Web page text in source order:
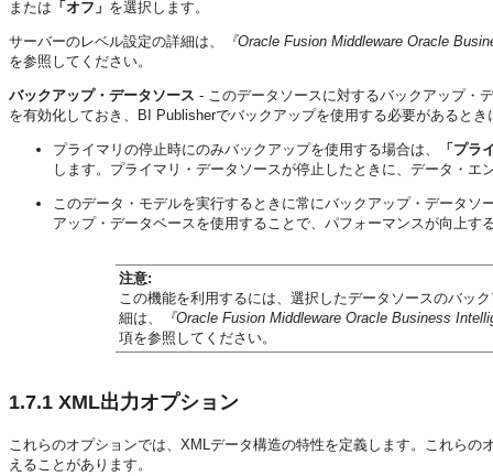
または 「オフ」 を選択します。
サーバーのレベル設定の詳細は、
『Oracle Fusion Middleware Oracle
を参照してください。
バックアップ・データソース - このデータソースに対するバックアップ・
を有効化しておき、BI Publisherでバックアップを使用する必要があると
プライマリの停止時にのみバックアップを使用する場合は、
「プラ
します。プライマリ・データソースが停止したときに、データ・
このデータ・モデルを実行するときに常にバックアップ・データソ
アップ・データベースを使用することで、パフォーマンスが向上す
注意:
この機能を利用するには、選択したデータソースのバッ
細は、
『Oracle Fusion Middleware Oracle Business
項を参照してください。
1.7.1 XML出力オプション
これらのオプションでは、XMLデータ構造の特性を定義します。これら
えることがあります。